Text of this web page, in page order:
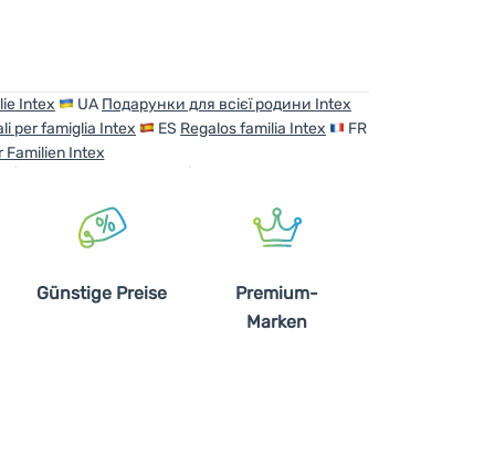
Intex UA Подарунки для всієї родини Intex
per famiglia Intex ES Regalos familia Intex
FR
Familien Intex
Günstige Preise
Premium-
Marken